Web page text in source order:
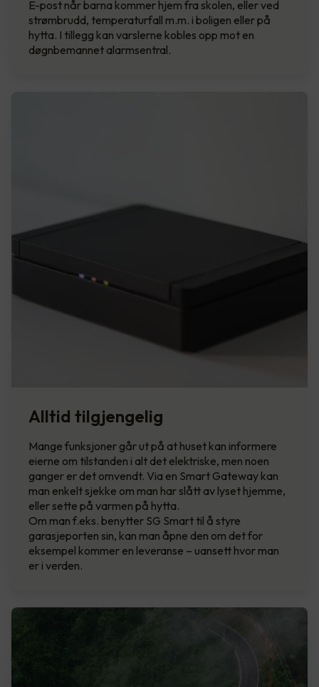
E-post når barna kommer hjem fra skolen, eller ved
strømbrudd, temperaturfall m.m. i boligen eller på
hytta. I tillegg kan varslerne kobles opp mot en
døgnbemannet alarmsentral.
Alltid tilgjengelig
Mange funksjoner går ut på at huset kan informere
eierne om tilstanden i alt det elektriske, men noen
ganger er det omvendt. Via en Smart Gateway kan
man enkelt sjekke om man har slått av lyset hjemme,
eller sette på varmen på hytta.
Om man f.eks. benytter SG Smart til å styre
garasjeporten sin, kan man åpne den om det for
eksempel kommer en leveranse – uansett hvor man
er i verden.